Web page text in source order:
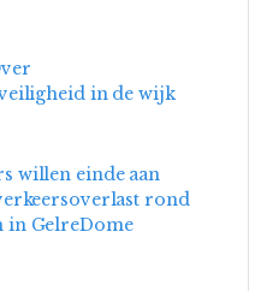
in de wijk
willen einde aan
rond
in GelreDome